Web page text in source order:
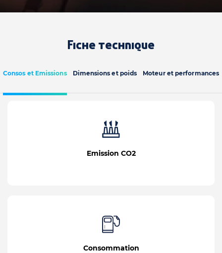
Fiche technique
Consos et Emissions Dimensions et poids Moteur et performances
Emission CO2
Consommation